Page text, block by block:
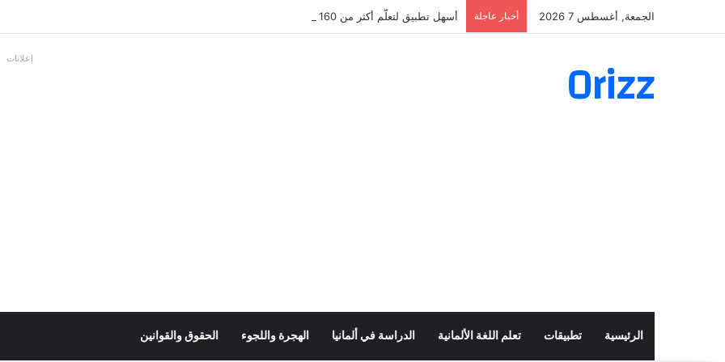
الجمعة, أغسطس 7 2026 أخبار عاجلة أسهل تطبيق لتعلّم أكثر من 160 ألف فعل بالألمانية
Orizz إعلانات
الرئيسية تطبيقات تعلم اللغة الألمانية الدراسة في ألمانيا الهجرة واللجوء الحقوق والقوانين